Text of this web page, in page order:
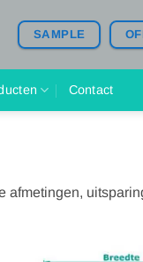
SAMPLE
Contact
afmetingen,